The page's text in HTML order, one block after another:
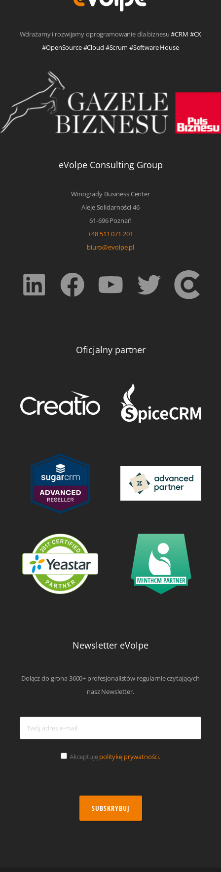
Wdrażamy i rozwijamy oprogramowanie dla biznesu#CRM #CX
#OpenSource #Cloud #Scrum #Software House
eVolpe Consulting Group
Winogrady Business Center
Aleje Solidarności 46
61-696 Poznań
+48 511 071 201
biuro@evolpe.pl
Oficjalny partner
Newsletter eVolpe
Dołącz do grona 3600+ profesjonalistów regularnie czytających
nasz Newsletter.
Akceptujępolitykę prywatności.
SUBSKRYBUJ